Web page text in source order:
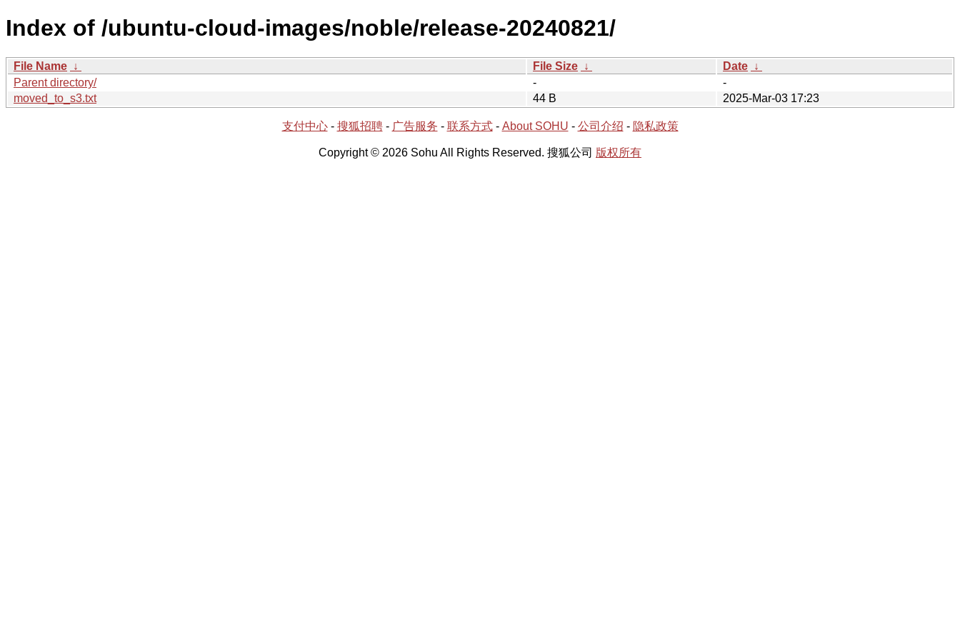
Index of /ubuntu-cloud-images/noble/release-20240821/
File Name ↓ File Size ↓ Date ↓
Parent directory/
-
-
moved_to_s3.txt
44 B 2025-Mar-03 17:23
支付中心- 搜狐招聘- 广告服务 - 联系方式- About SOHU - 公司介绍 - 隐私政策
Copyright © 2026 Sohu All Rights Reserved. 搜狐公司 版权所有